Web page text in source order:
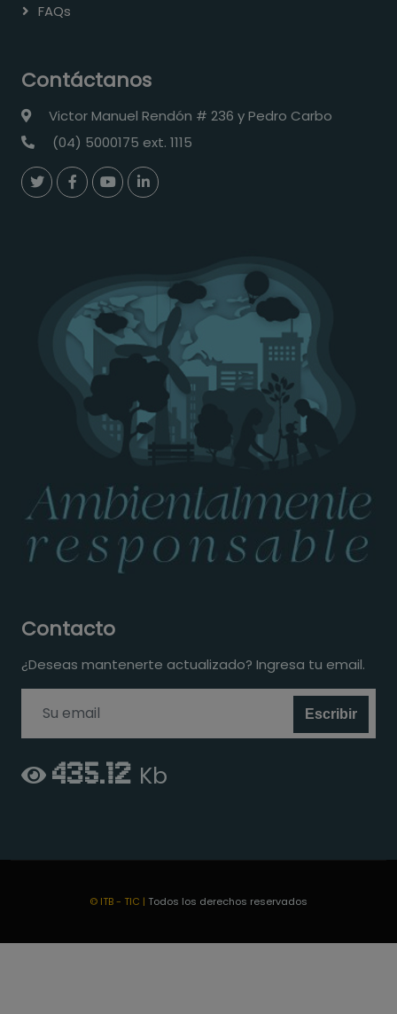
FAQs
Contáctanos
Victor Manuel Rendón # 236 y Pedro Carbo
(04) 5000175 ext. 1115
Contacto
¿Deseas mantenerte actualizado? Ingresa tu email.
Escribir
435.12 Kb
© ITB - TIC | Todos los derechos reservados